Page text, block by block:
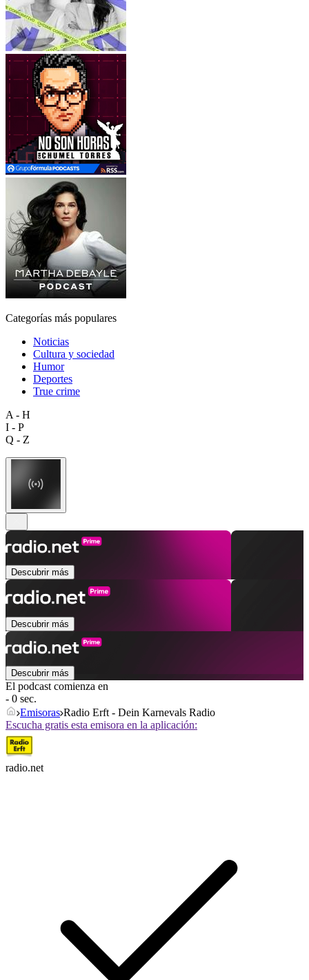
Categorías más populares
Noticias
Cultura y sociedad
Humor
Deportes
True crime
A - H
I - P
Q - Z
Descubrir más
Descubrir más
Descubrir más
El podcast comienza en
- 0 sec.
Emisoras Radio Erft - Dein Karnevals Radio
Escucha gratis esta emisora en la aplicación:
radio.net